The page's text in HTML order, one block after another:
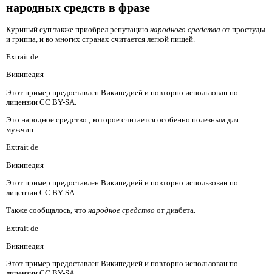
народных средств в фразе
Куриный суп также приобрел репутацию народного средства от простуды
и гриппа, и во многих странах считается легкой пищей.
Extrait de
Википедия
Этот пример предоставлен Википедией и повторно использован по
лицензии CC BY-SA.
Это народное средство
, которое считается особенно полезным для
мужчин.
Extrait de
Википедия
Этот пример предоставлен Википедией и повторно использован по
лицензии CC BY-SA.
Также сообщалось, что народное средство от диабета.
Extrait de
Википедия
Этот пример предоставлен Википедией и повторно использован по